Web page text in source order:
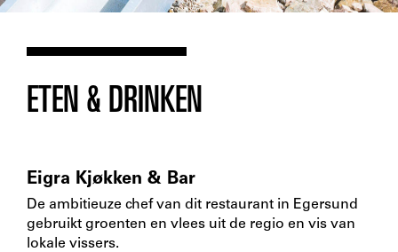
ETEN & DRINKEN
Eigra Kjøkken & Bar
De ambitieuze chef van dit restaurant in Egersund
gebruikt groenten en vlees uit de regio en vis van
lokale vissers.